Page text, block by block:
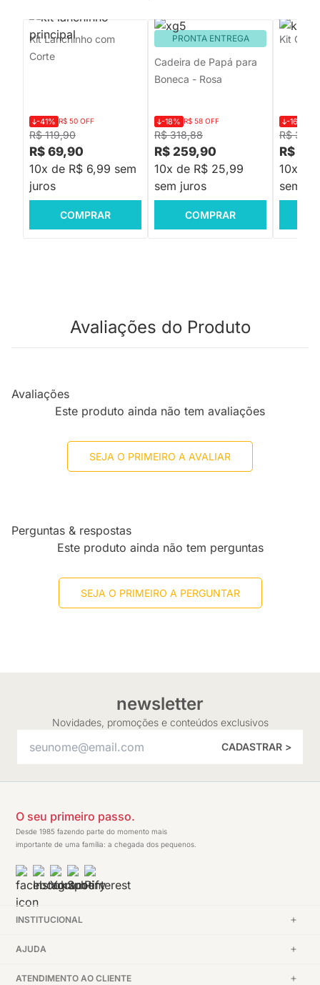
Kit Lanchinho com
Corte
R$ 119,90
-41% R$ 50 OFF
R$ 69,90
10x de R$ 6,99 sem
juros
COMPRAR
PRONTA ENTREGA
Cadeira de Papá para
Boneca - Rosa
R$ 318,88
-18% R$ 58 OFF
R$ 259,90
10x de R$ 25,99
sem juros
COMPRAR
Kit Chá
R$
-16%
R$
10x de
sem
Avaliações do Produto
Avaliações
Este produto ainda não tem avaliações
SEJA O PRIMEIRO A AVALIAR
Perguntas & respostas
Este produto ainda não tem perguntas
SEJA O PRIMEIRO A PERGUNTAR
newsletter
Novidades, promoções e conteúdos exclusivos
CADASTRAR >
O seu primeiro passo.
Desde 1985 fazendo parte do momento mais
importante de uma família: a chegada dos pequenos.
INSTITUCIONAL
AJUDA
ATENDIMENTO AO CLIENTE